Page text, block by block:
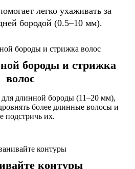
легко ухаживать за
бородой (0.5–10 мм).
бороды и стрижка
волос
для длинной бороды (11–20 мм),
более длинные волосы и
подстричь их.
контуры